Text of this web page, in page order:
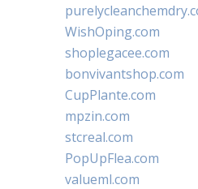
WishOping.com
shoplegacee.com
bonvivantshop.com
CupPlante.com
mpzin.com
stcreal.com
PopUpFlea.com
valueml.com